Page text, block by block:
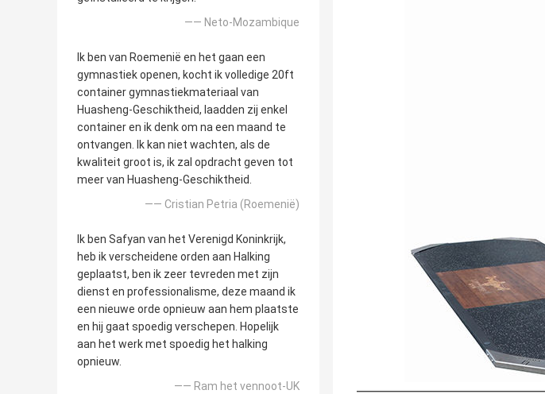
—— Neto-Mozambique
Ik ben van Roemenië en het gaan een
gymnastiek openen, kocht ik volledige 20ft
container gymnastiekmateriaal van
Huasheng-Geschiktheid, laadden zij enkel
container en ik denk om na een maand te
ontvangen. Ik kan niet wachten, als de
kwaliteit groot is, ik zal opdracht geven tot
meer van Huasheng-Geschiktheid.
—— Cristian Petria (Roemenië)
Ik ben Safyan van het Verenigd Koninkrijk,
heb ik verscheidene orden aan Halking
geplaatst, ben ik zeer tevreden met zijn
dienst en professionalisme, deze maand ik
een nieuwe orde opnieuw aan hem plaatste
en hij gaat spoedig verschepen. Hopelijk
aan het werk met spoedig het halking
opnieuw.
—— Ram het vennoot-UK